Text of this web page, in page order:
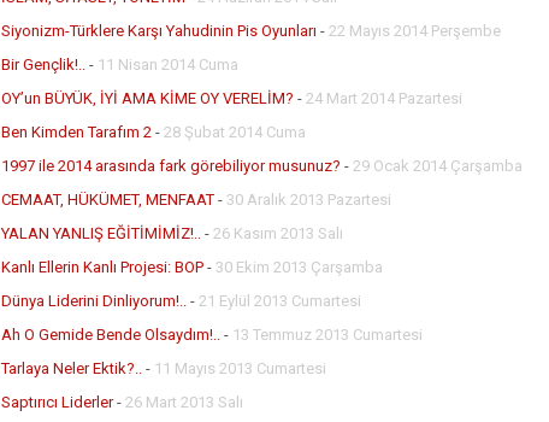
Siyonizm-Türklere Karşı Yahudinin Pis Oyunları - 22 Mayıs 2014 Perşembe
Bir Gençlik!.. - 11 Nisan 2014 Cuma
OY’un BÜYÜK, İYİ AMA KİME OY VERELİM? - 24 Mart 2014 Pazartesi
Ben Kimden Tarafım 2 - 28 Şubat 2014 Cuma
1997 ile 2014 arasında fark görebiliyor musunuz? - 29 Ocak 2014 Çarşamba
CEMAAT, HÜKÜMET, MENFAAT - 30 Aralık 2013 Pazartesi
YALAN YANLIŞ EĞİTİMİMİZ!.. - 26 Kasım 2013 Salı
Kanlı Ellerin Kanlı Projesi: BOP - 30 Ekim 2013 Çarşamba
Dünya Liderini Dinliyorum!.. - 21 Eylül 2013 Cumartesi
Ah O Gemide Bende Olsaydım!.. - 13 Temmuz 2013 Cumartesi
Tarlaya Neler Ektik?.. - 11 Mayıs 2013 Cumartesi
Saptırıcı Liderler- 26 Mart 2013 Salı